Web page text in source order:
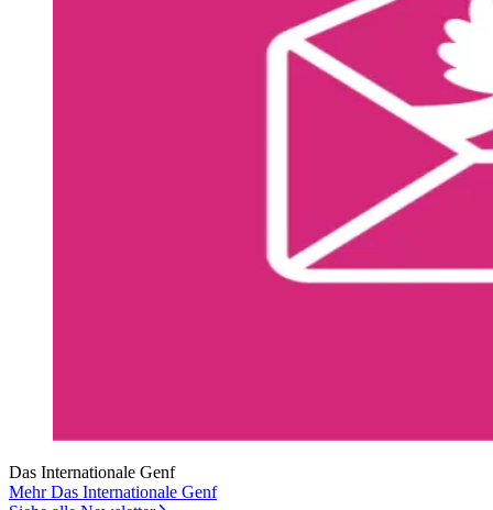
Das Internationale Genf
Mehr Das Internationale Genf